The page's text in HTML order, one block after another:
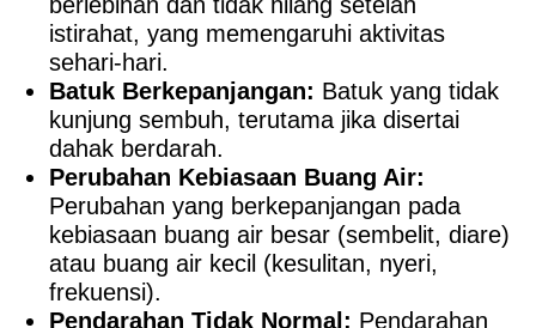
istirahat, yang memengaruhi aktivitas
sehari-hari.
Batuk Berkepanjangan: Batuk yang tidak
kunjung sembuh, terutama jika disertai
dahak berdarah.
Perubahan Kebiasaan Buang Air:
Perubahan yang berkepanjangan pada
kebiasaan buang air besar (sembelit, diare)
atau buang air kecil (kesulitan, nyeri,
frekuensi).
Pendarahan Tidak Normal: Pendarahan